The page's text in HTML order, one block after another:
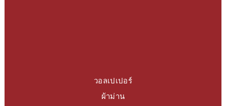
วอลเปเปอร์
ผ้าม่าน